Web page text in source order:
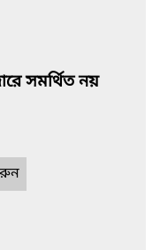
সমর্থিত নয়